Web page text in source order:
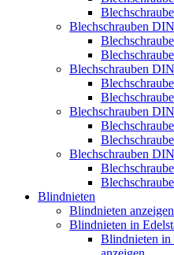
Blechschrauben
Blechschrauben
Blechschrauben
Blechschrauben
Blindnieten
Blindnieten anzeigen
Blindnieten in
Blindnieten